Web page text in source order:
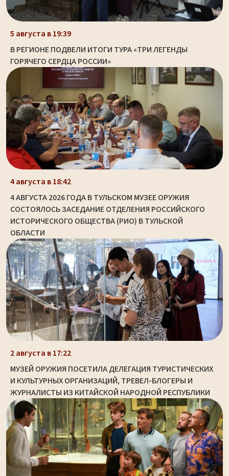
5 августа в 19:39
В РЕГИОНЕ ПОДВЕЛИ ИТОГИ ТУРА «ТРИ ЛЕГЕНДЫ
ГОРЯЧЕГО СЕРДЦА РОССИИ»
4 августа в 18:42
4 АВГУСТА 2026 ГОДА В ТУЛЬСКОМ МУЗЕЕ ОРУЖИЯ
СОСТОЯЛОСЬ ЗАСЕДАНИЕ ОТДЕЛЕНИЯ РОССИЙСКОГО
ИСТОРИЧЕСКОГО ОБЩЕСТВА (РИО) В ТУЛЬСКОЙ
ОБЛАСТИ
2 августа в 17:22
МУЗЕЙ ОРУЖИЯ ПОСЕТИЛА ДЕЛЕГАЦИЯ ТУРИСТИЧЕСКИХ
И КУЛЬТУРНЫХ ОРГАНИЗАЦИЙ, ТРЕВЕЛ-БЛОГЕРЫ И
ЖУРНАЛИСТЫ ИЗ КИТАЙСКОЙ НАРОДНОЙ РЕСПУБЛИКИ